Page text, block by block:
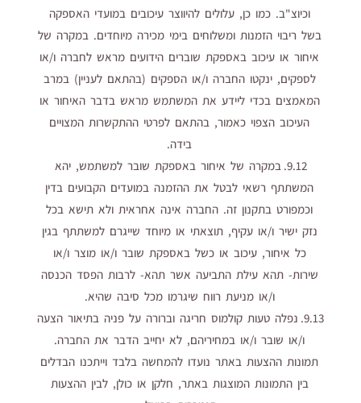
וכיוצ"ב. כמו כן, עלולים להיווצר עיכובים במועדי האספקה
בשל ריבוי הזמנות ומשלוחים בימי מכירה מיוחדים. במקרה של
איחור או עיכוב באספקת שוברים הידועים מראש לחברה ו/או
לספקים, ינקטו החברה ו/או הספקים (בהתאם לעניין) במרב
המאמצים בכדי ליידע את המשתמש מראש בדבר האיחור או
העיכוב הצפוי כאמור, בהתאם לפרטי ההתקשרות המצויים
בידה.
9.12. במקרה של איחור באספקת שובר למשתמש, יהא
המשתתף רשאי לבטל את ההזמנה במועדים הקבועים בדין
וכמפורט בתקנון זה. החברה אינה אחראית ולא תישא בכל
נזק ישיר ו/או עקיף, תוצאתי או מיוחד שייגרם למשתתף בגין
כל איחור, עיכוב או כשל באספקת שובר ו/או מוצר ו/או
שירות- תהא עילת התביעה אשר תהא- לרבות הפסד הכנסה
ו/או מניעת רווח שיגרמו מכל סיבה שהיא.
9.13. נפלה טעות קולמוס חריגה וברורה על פניה בתיאור הצעה
ו/או שובר ו/או במחיריהם, לא יחייב הדבר את החברה.
תמונות ההצעות באתר נועדו להמחשה בלבד וייתכנו הבדלים
בין התמונות המוצגות באתר, חלקן או כולן, לבין ההצעות